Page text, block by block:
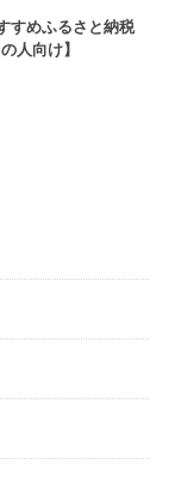
すめふるさと納税
人向け】